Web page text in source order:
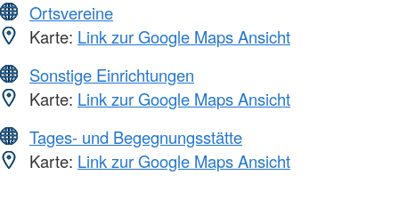
Ortsvereine
Karte: Link zur Google Maps Ansicht
Sonstige Einrichtungen
Karte: Link zur Google Maps Ansicht
Tages- und Begegnungsstätte
Karte: Link zur Google Maps Ansicht